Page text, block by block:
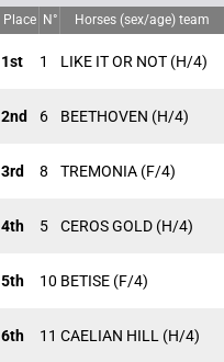
Place N° Horses (sex/age) team
1st 1 LIKE IT OR NOT (H/4)
2nd 6 BEETHOVEN (H/4)
3rd 8 TREMONIA (F/4)
4th 5 CEROS GOLD (H/4)
5th 10 BETISE (F/4)
6th 11 CAELIAN HILL (H/4)